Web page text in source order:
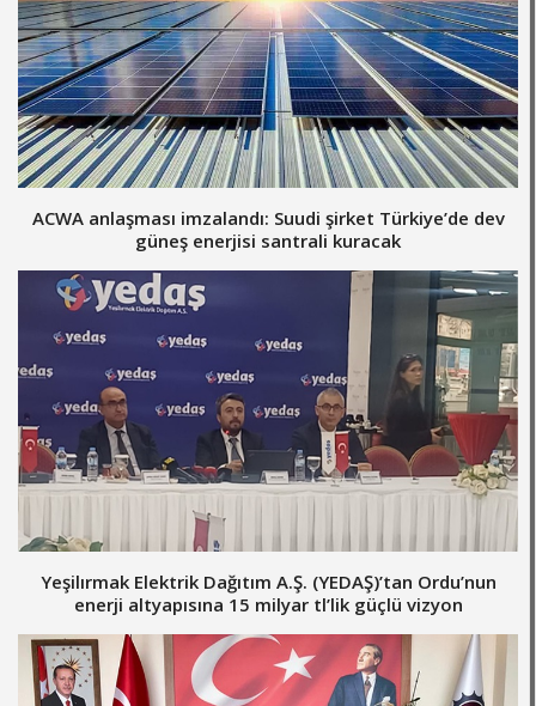
ACWA anlaşması imzalandı: Suudi şirket Türkiye’de dev
güneş enerjisi santrali kuracak
Yeşilırmak Elektrik Dağıtım A.Ş. (YEDAŞ)’tan Ordu’nun
enerji altyapısına 15 milyar tl’lik güçlü vizyon